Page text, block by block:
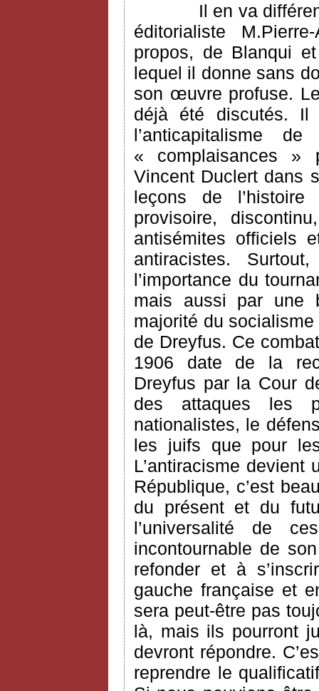
Il en va
éditorialiste
propos, de Blanqui
lequel il donne sans
son œuvre profuse.
déjà été discutés. Il
l’anticapitalisme
« complaisances »
Vincent Duclert dans
leçons de
provisoire,
antisémites officiels
antiracistes.
l’importance du
mais aussi par une
majorité du
de Dreyfus. Ce
1906 date de la
Dreyfus par la Cour
des attaques les
nationalistes, le
les juifs que pour
L’antiracisme
République, c’est
du présent et du
l’universalité de
incontournable de
refonder et à
gauche française et
sera peut-être pas
là, mais ils pourront
devront répondre.
reprendre le